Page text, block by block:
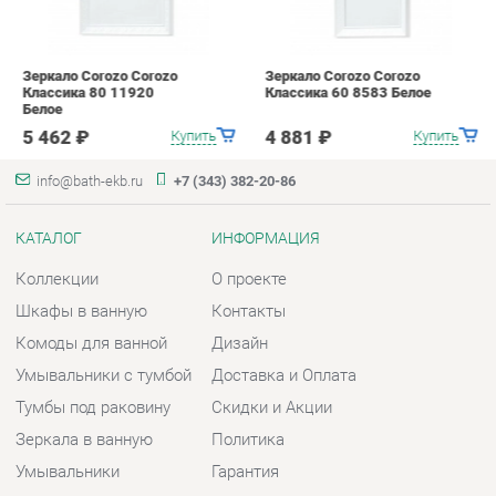
Коллекции
Шкафы в ванную
Комоды для ванной
Умывальники с тумбой
Тумбы под раковину
Зеркала в ванную
Умывальники
Экраны
О проекте
Дизайн
Доставка и Оплата
Скидки и Акции
Политика
Гарантия
Помощь
Весь мир
Шоурум и склад самовывоза